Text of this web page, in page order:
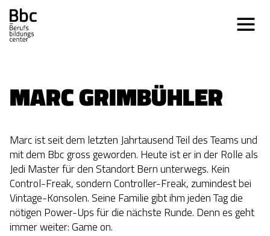
MARC GRIMBÜHLER
Marc ist seit dem letzten Jahrtausend Teil des Teams und
mit dem Bbc gross geworden. Heute ist er in der Rolle als
Jedi Master für den Standort Bern unterwegs. Kein
Control-Freak, sondern Controller-Freak, zumindest bei
Vintage-Konsolen. Seine Familie gibt ihm jeden Tag die
nötigen Power-Ups für die nächste Runde. Denn es geht
immer weiter: Game on.